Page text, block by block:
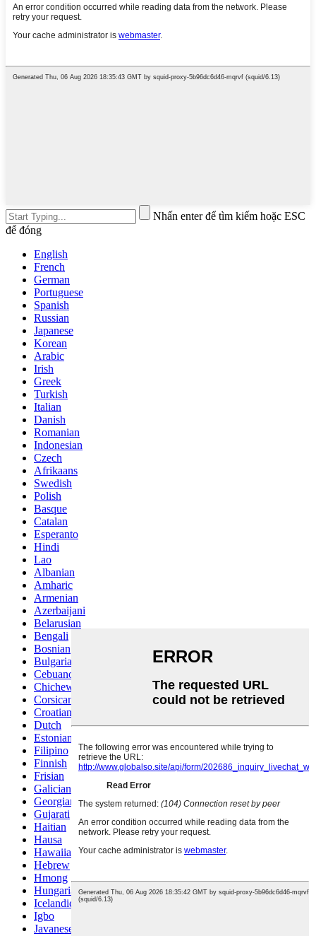
Nhấn enter để tìm kiếm hoặc ESC
để đóng
English
French
German
Portuguese
Spanish
Russian
Japanese
Korean
Arabic
Irish
Greek
Turkish
Italian
Danish
Romanian
Indonesian
Czech
Afrikaans
Swedish
Polish
Basque
Catalan
Esperanto
Hindi
Lao
Albanian
Amharic
Armenian
Azerbaijani
Belarusian
Bengali
Bosnian
Bulgarian
Cebuano
Chichewa
Corsican
Croatian
Dutch
Estonian
Filipino
Finnish
Frisian
Galician
Georgian
Gujarati
Haitian
Hausa
Hawaiian
Hebrew
Hmong
Hungarian
Icelandic
Igbo
Javanese